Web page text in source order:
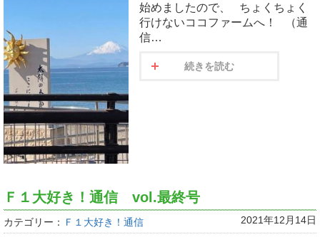
始めましたので、 ちょくちょく
行けないココファームへ！ （通
信…
続きを読む
Ｆ１大好き！通信 vol.最終号
カテゴリー： Ｆ１大好き！通信 2021年12月14日